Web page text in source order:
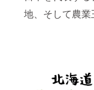
地、そして農業